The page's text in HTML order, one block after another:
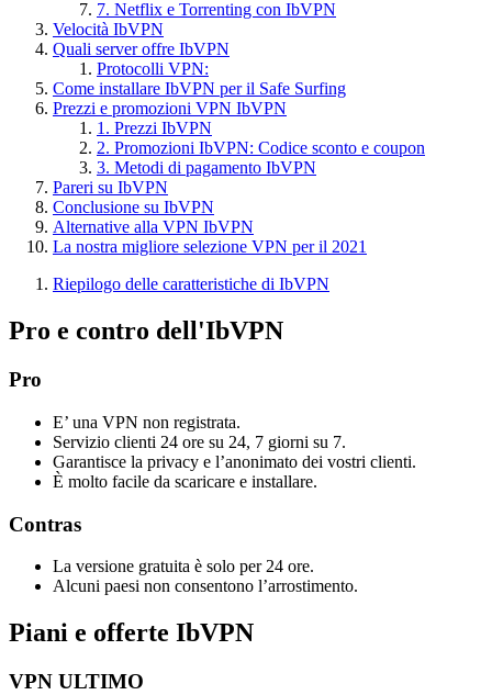
7. Netflix e Torrenting con IbVPN
Velocità IbVPN
Quali server offre IbVPN
Protocolli VPN:
Come installare IbVPN per il Safe Surfing
Prezzi e promozioni VPN IbVPN
1. Prezzi IbVPN
2. Promozioni IbVPN: Codice sconto e coupon
3. Metodi di pagamento IbVPN
Pareri su IbVPN
Conclusione su IbVPN
Alternative alla VPN IbVPN
La nostra migliore selezione VPN per il 2021
Riepilogo delle caratteristiche di IbVPN
Pro e contro dell'IbVPN
Pro
E’ una VPN non registrata.
Servizio clienti 24 ore su 24, 7 giorni su 7.
Garantisce la privacy e l’anonimato dei vostri clienti.
È molto facile da scaricare e installare.
Contras
La versione gratuita è solo per 24 ore.
Alcuni paesi non consentono l’arrostimento.
Piani e offerte IbVPN
VPN ULTIMO